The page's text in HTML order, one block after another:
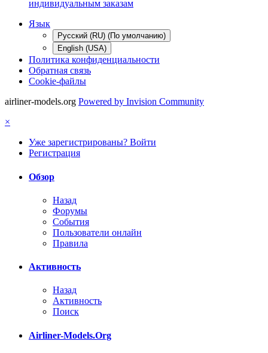
индивидуальным заказам
Язык
Русский (RU) (По умолчанию)
English (USA)
Политика конфиденциальности
Обратная связь
Cookie-файлы
airliner-models.org Powered by Invision Community
×
Уже зарегистрированы? Войти
Регистрация
Обзор
Назад
Форумы
События
Пользователи онлайн
Правила
Активность
Назад
Активность
Поиск
Airliner-Models.Org